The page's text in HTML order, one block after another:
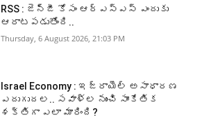
RSS : జెన్‌జీ కోసం ఆర్‌ఎస్‌ఎస్‌ ఎందుకు
ఆరాటపడుతోంది..
Thursday, 6 August 2026, 21:03 PM
Israel Economy : ఇజ్రాయెల్‌ అసాధారణ
ఎదుగుదల.. సవాళ్ల నుంచి సాంకేతిక
శక్తిగా ఎలా మారింది?